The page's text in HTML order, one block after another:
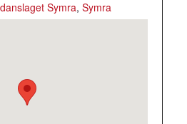
Symra, Symra